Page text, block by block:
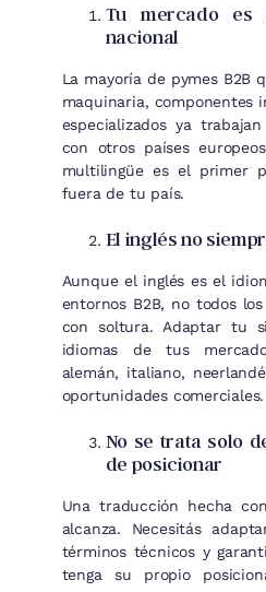
Tu mercado es
nacional
La mayoría de pymes B2B
maquinaria, componentes
especializados ya
con otros países
multilingüe es el primer
fuera de tu país.
El inglés no
Aunque el inglés es el
entornos B2B, no todos
con soltura. Adaptar tu
idiomas de tus
alemán, italiano,
oportunidades comerciales.
No se trata solo
de posicionar
Una traducción hecha
alcanza. Necesitás
términos técnicos y
tenga su propio